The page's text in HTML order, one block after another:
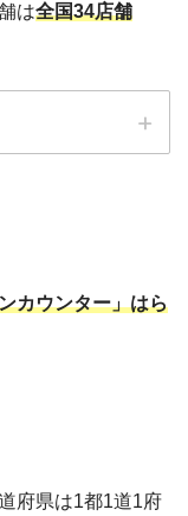
は全国34店舗
10:00～19:00
広
カウンター」はら
府県は1都1道1府